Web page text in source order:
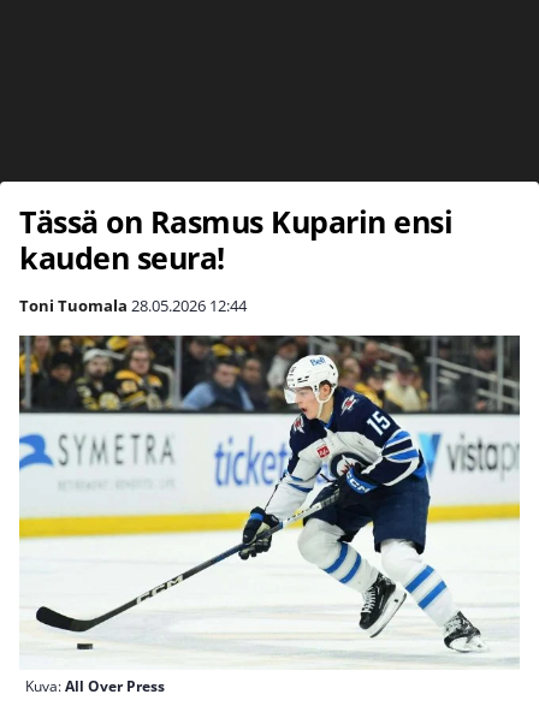
Tässä on Rasmus Kuparin ensi
kauden seura!
Toni Tuomala 28.05.2026 12:44
Kuva:All Over Press